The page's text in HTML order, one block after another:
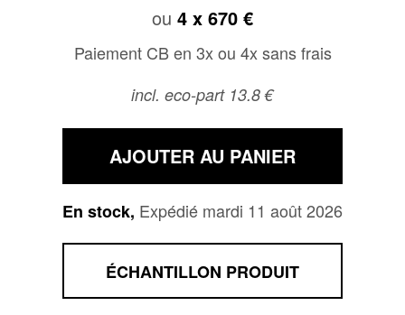
ou 4 x 670 €
Paiement CB en 3x ou 4x sans frais
incl. eco-part 13.8 €
AJOUTER AU PANIER
En stock, Expédié mardi 11 août 2026
ÉCHANTILLON PRODUIT